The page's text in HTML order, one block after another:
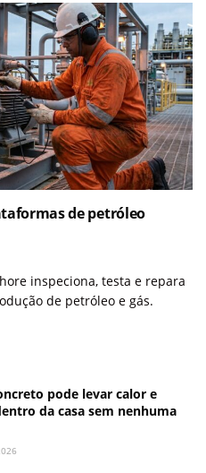
de petróleo
inspeciona, testa e repara
de petróleo e gás.
pode levar calor e
da casa sem nenhuma